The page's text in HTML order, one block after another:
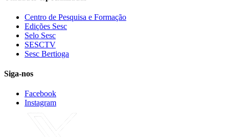
Centro de Pesquisa e Formação
Edições Sesc
Selo Sesc
SESCTV
Sesc Bertioga
Siga-nos
Facebook
Instagram